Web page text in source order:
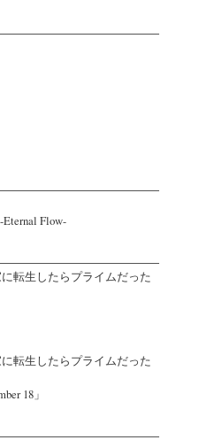
Flow-
転生したらプライムだった
転生したらプライムだった
18」